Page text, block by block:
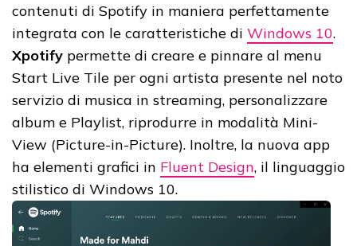
contenuti di Spotify in maniera perfettamente
integrata con le caratteristiche di Windows 10.
Xpotify permette di creare e pinnare al menu
Start Live Tile per ogni artista presente nel noto
servizio di musica in streaming, personalizzare
album e Playlist, riprodurre in modalità Mini-
View (Picture-in-Picture). Inoltre, la nuova app
ha elementi grafici in Fluent Design, il linguaggio
stilistico di Windows 10.